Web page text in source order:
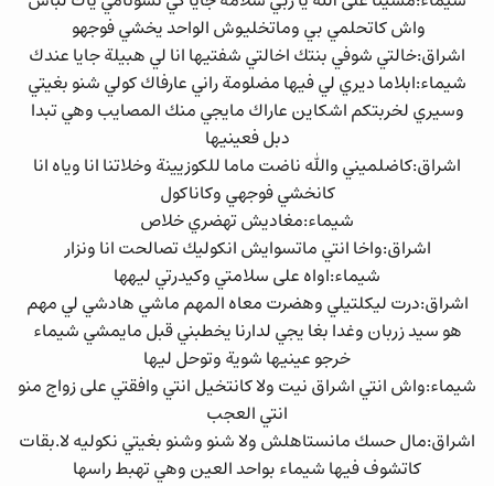
واش كاتحلمي بي وماتخليوش الواحد يخشي فوجهو
اشراق:خالتي شوفي بنتك اخالتي شفتيها انا لي هبيلة جايا عندك
شيماء:ابلاما ديري لي فيها مضلومة راني عارفاك كولي شنو بغيتي
وسيري لخربتكم اشكاين عاراك مايجي منك المصايب وهي تبدا
دبل فعينيها
اشراق:كاضلميني والله ناضت ماما للكوزيينة وخلاتنا انا وياه انا
كانخشي فوجهي وكاناكول
شيماء:مغاديش تهضري خلاص
اشراق:واخا انتي ماتسوايش انكوليك تصالحت انا ونزار
شيماء:اواه على سلامتي وكيدرتي ليهها
اشراق:درت ليكلتيلي وهضرت معاه المهم ماشي هادشي لي مهم
هو سيد زربان وغدا بغا يجي لدارنا يخطبني قبل مايمشي شيماء
خرجو عينيها شوية وتوحل ليها
شيماء:واش انتي اشراق نيت ولا كانتخيل انتي وافقتي على زواج منو
انتي العجب
اشراق:مال حسك مانستاهلش ولا شنو وشنو بغيتي نكوليه لا.بقات
كاتشوف فيها شيماء بواحد العين وهي تهبط راسها